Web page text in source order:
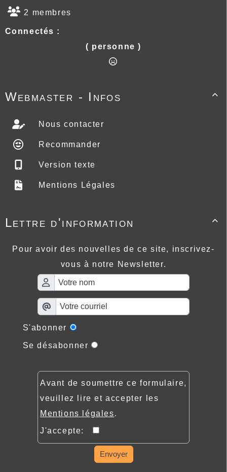
2 membres
Connectés :
( personne )

Webmaster - Infos
Nous contacter
Recommander
Version texte
Mentions Légales

Lettre d'information
Pour avoir des nouvelles de ce site, inscrivez-
vous à notre Newsletter.
S'abonner
Se désabonner
Avant de soumettre ce formulaire,
veuillez lire et accepter les
Mentions légales.
J'accepte:
Envoyer